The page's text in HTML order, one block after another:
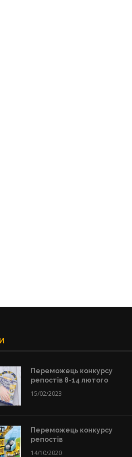
Переможець конкурсу
репостів 8-14 лютого
15/02/2023
Переможець конкурсу
репостів
14/10/2020